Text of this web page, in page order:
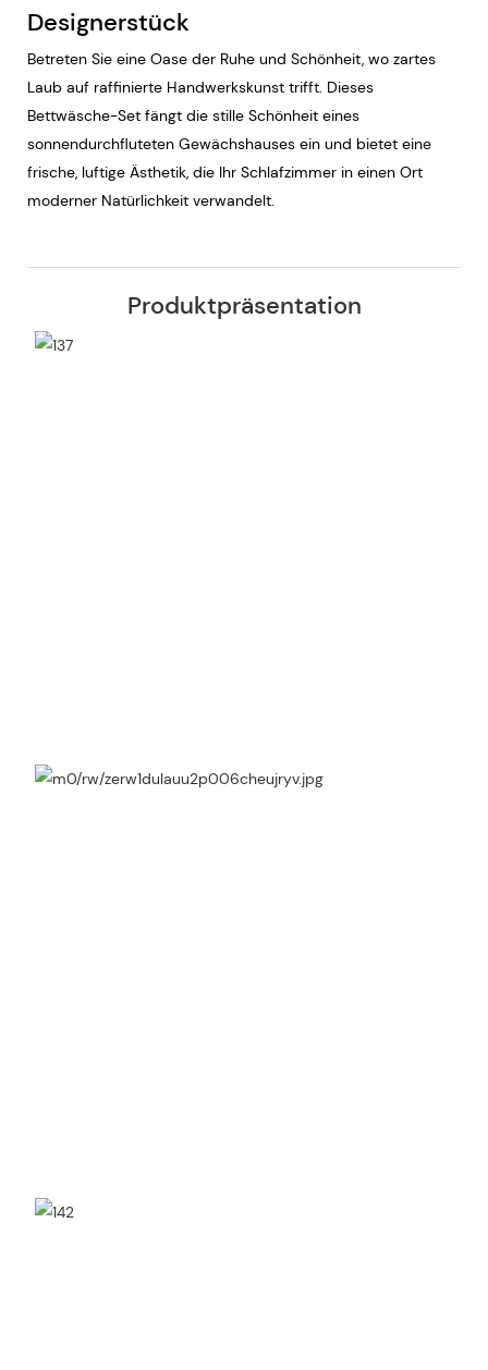
Designerstück
Betreten Sie eine Oase der Ruhe und Schönheit, wo zartes
Laub auf raffinierte Handwerkskunst trifft. Dieses
Bettwäsche-Set fängt die stille Schönheit eines
sonnendurchfluteten Gewächshauses ein und bietet eine
frische, luftige Ästhetik, die Ihr Schlafzimmer in einen Ort
moderner Natürlichkeit verwandelt.
Produktpräsentation